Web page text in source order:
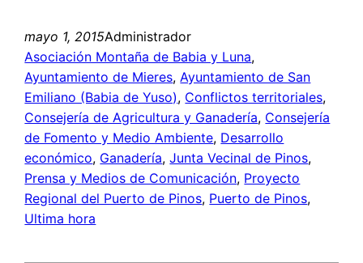
mayo 1, 2015Administrador
Asociación Montaña de Babia y Luna
Ayuntamiento de Mieres, Ayuntamiento de San
Emiliano (Babia de Yuso), Conflictos territoriales
Consejería de Agricultura y Ganadería, Consejería
de Fomento y Medio Ambiente, Desarrollo
económico, Ganadería, Junta Vecinal de Pinos
Prensa y Medios de Comunicación, Proyecto
Regional del Puerto de Pinos, Puerto de Pinos
Ultima hora